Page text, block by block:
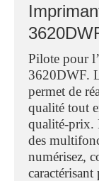
Pilote pour
3620DWF.
permet de
qualité tout
qualité-prix.
des
numérisez,